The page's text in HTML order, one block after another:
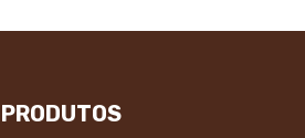
PRODUTOS